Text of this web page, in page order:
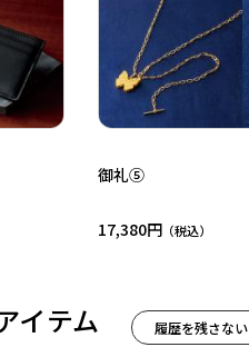
御礼⑤
17,380円
イテム 履歴を残さない